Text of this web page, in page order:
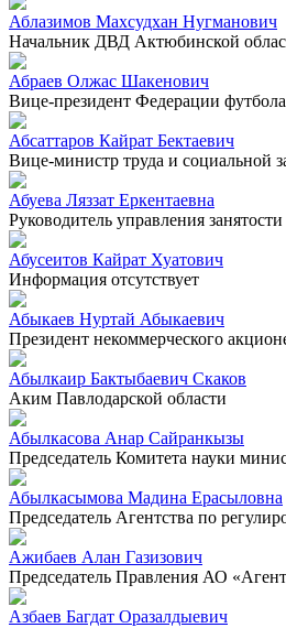
Аблазимов Махсудхан Нугманович
Начальник ДВД Актюбинской
Абраев Олжас Шакенович
Вице-президент Федерации футбола
Абсаттаров Кайрат Бектаевич
Вице-министр труда и социальной
Абуева Ляззат Еркентаевна
Руководитель управления
Абусеитов Кайрат Хуатович
Информация отсутствует
Абыкаев Нуртай Абыкаевич
Президент некоммерческого
Абылкаир Бактыбаевич Скаков
Аким Павлодарской области
Абылкасова Анар Сайранкызы
Председатель Комитета науки
Абылкасымова Мадина Ерасыловна
Председатель Агентства по
Ажибаев Алан Газизович
Председатель Правления АО
Азбаев Багдат Оразалдыевич